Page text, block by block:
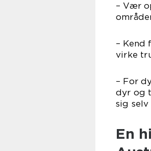
– Vær
– Kend
virke
– For
dyr og
sig
En